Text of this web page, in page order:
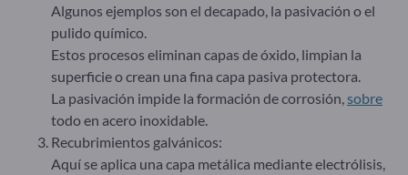
Algunos ejemplos son el decapado, la pasivación o el
pulido químico.
Estos procesos eliminan capas de óxido, limpian la
superficie o crean una fina capa pasiva protectora.
La pasivación impide la formación de corrosión, sobre
todo en acero inoxidable.
Recubrimientos galvánicos:
Aquí se aplica una capa metálica mediante electrólisis,